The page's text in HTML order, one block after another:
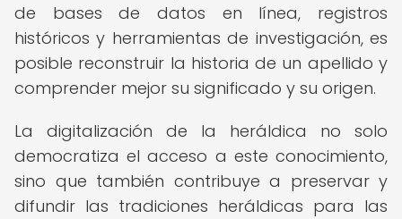
de bases de datos en línea, registros
históricos y herramientas de investigación, es
posible reconstruir la historia de un apellido y
comprender mejor su significado y su origen.
La digitalización de la heráldica no solo
democratiza el acceso a este conocimiento,
sino que también contribuye a preservar y
difundir las tradiciones heráldicas para las